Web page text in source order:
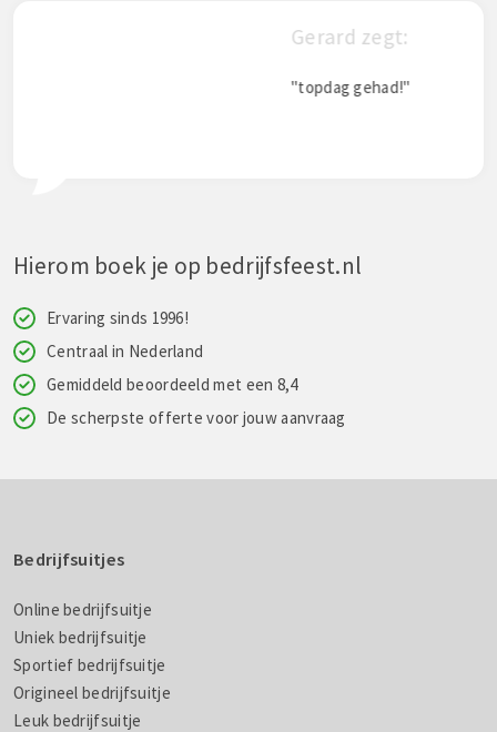
Hierom boek je op bedrijfsfeest.nl
Ervaring sinds 1996!
Centraal in Nederland
Gemiddeld beoordeeld met een 8,4
De scherpste offerte voor jouw aanvraag
Bedrijfsuitjes
Online bedrijfsuitje
Uniek bedrijfsuitje
Sportief bedrijfsuitje
Origineel bedrijfsuitje
Leuk bedrijfsuitje